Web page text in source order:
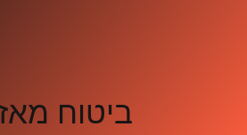
ביטוח